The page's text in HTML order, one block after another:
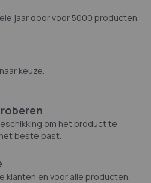
jaar door voor 5000 producten.
keuze.
om het product te
beste past.
klanten en voor alle producten.